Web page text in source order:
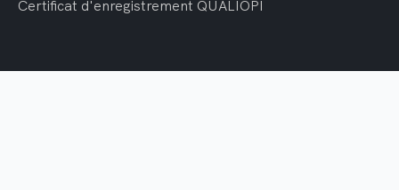
Certificat d'enregistrement QUALIOPI